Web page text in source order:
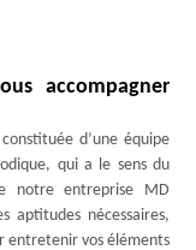
accompagner
d’une équipe
qui a le sens du
notre entreprise MD
aptitudes nécessaires,
entretenir vos éléments